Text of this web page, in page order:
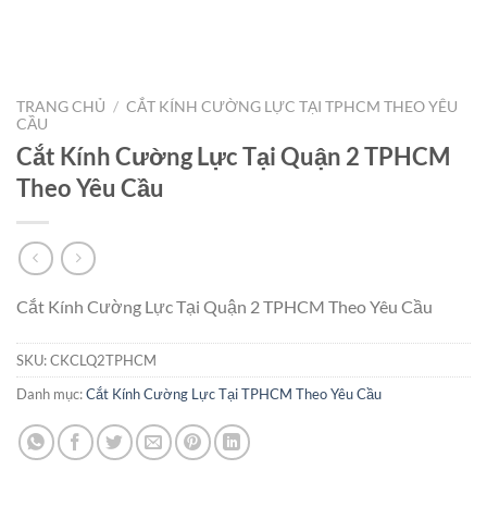
TRANG CHỦ / CẮT KÍNH CƯỜNG LỰC TẠI TPHCM THEO YÊU
CẦU
Cắt Kính Cường Lực Tại Quận 2 TPHCM
Theo Yêu Cầu
Cắt Kính Cường Lực Tại Quận 2 TPHCM Theo Yêu Cầu
SKU:CKCLQ2TPHCM
Danh mục:Cắt Kính Cường Lực Tại TPHCM Theo Yêu Cầu